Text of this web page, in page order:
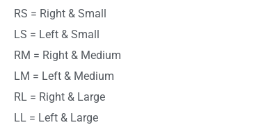
RS = Right & Small
LS = Left & Small
RM = Right & Medium
LM = Left & Medium
RL = Right & Large
LL = Left & Large